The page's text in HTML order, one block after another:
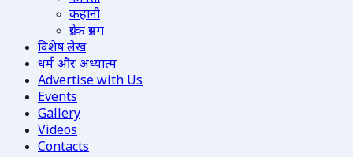
कहानी
प्रेरक प्रसंग
विशेष लेख
धर्म और अध्यात्म
Advertise with Us
Events
Gallery
Videos
Contacts